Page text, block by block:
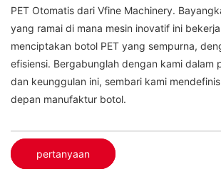
PET Otomatis dari Vfine Machinery.
yang ramai di mana mesin inovatif ini
menciptakan botol PET yang sempurna,
efisiensi. Bergabunglah dengan kami dalam
dan keunggulan ini, sembari kami
depan manufaktur botol.
pertanyaan